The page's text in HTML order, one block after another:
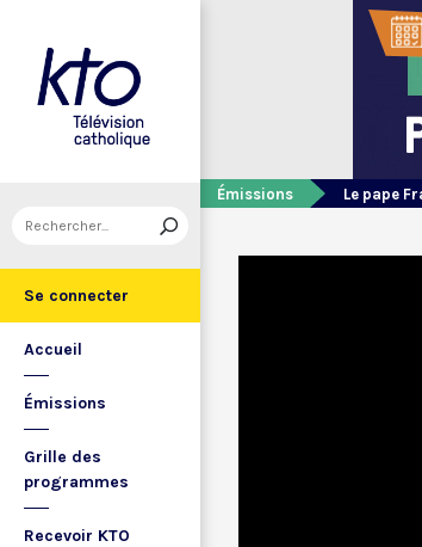
Se connecter
Accueil
Émissions
Grille des
programmes
Recevoir KTO
Émissions Le pape